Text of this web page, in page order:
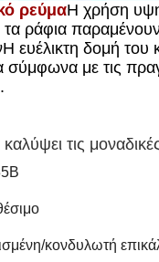
ρεύμαΗ χρήση
τα ράφια
ευέλικτη δομή του
σύμφωνα με τις
τις
κονδυλωτή